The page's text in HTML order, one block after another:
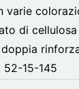
varie
di cellulosa
52-15-145